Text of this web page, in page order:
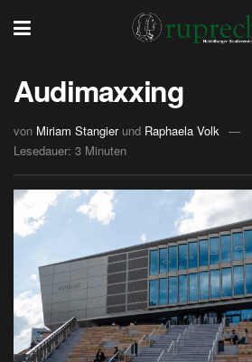
Audimaxxing
von Miriam Stangierund Raphaela Volk
Lesedauer: 3 Minuten